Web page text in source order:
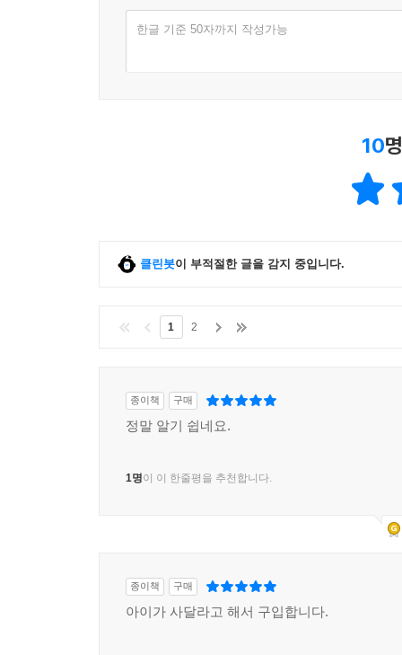
3.2 EEPROM 사용 방법
3.3 EEPROM 사용 시 주의할 점
6.1 아두이노 레퍼런스
6.3 새로운 센서나 전자 부품 사용하기
6.4 새로운 전자 부품 구매하기
1 Autodesk 123D Circuits
1.2 메뉴 살펴보기
2.1 아두이노 배치하고 코드 업로드하여 실행하기
3 7 세그먼트 디스플레이 제어
3.1 7 세그먼트 디스플레이란
3.2 7 세그먼트 디스플레이 연결하기
이 책을 번역하면서 이 책으로 입문하는 분들이
보며 노력한 흔적을 곳곳에서 찾아볼 수 있었습
한글 기준 50자까지 작성가능
10
클린봇이 부적절한 글을 감지 중입니다.
1 2
종이책 구매
정말 알기 쉽네요.
1명이 이 한줄평을 추천합니다.
종이책 구매
아이가 사달라고 해서 구입합니다.